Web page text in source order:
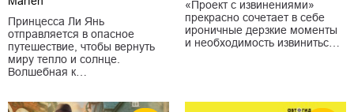
Принцесса Ли Янь
отправляется в опасное
путешествие, чтобы вернуть
миру тепло и солнце.
Волшебная к…
«Проект с извинениями»
прекрасно сочетает в себе
ироничные дерзкие моменты
и необходимость извинитьс…